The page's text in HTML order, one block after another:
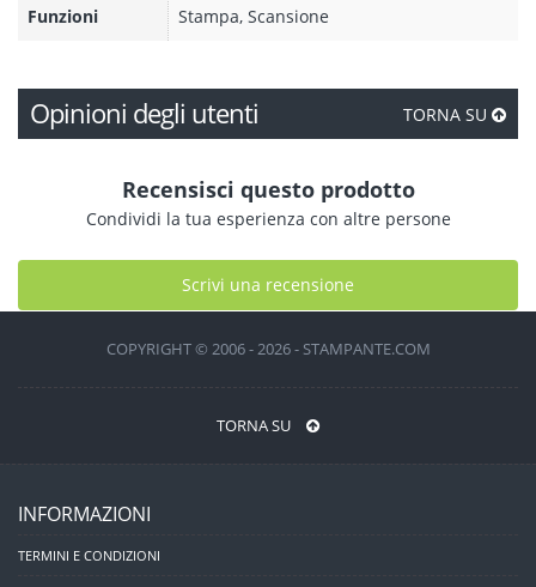
Funzioni Stampa, Scansione
Opinioni degli utenti TORNA SU
Recensisci questo prodotto
Condividi la tua esperienza con altre persone
Scrivi una recensione
COPYRIGHT © 2006 - 2026 - STAMPANTE.COM
TORNA SU
INFORMAZIONI
TERMINI E CONDIZIONI